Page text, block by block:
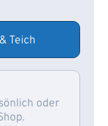
Teich
oder